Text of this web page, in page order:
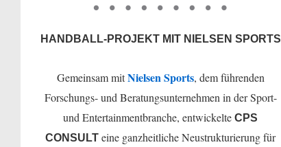
HANDBALL-PROJEKT MIT NIELSEN SPORTS
Gemeinsam mitNielsen Sports, dem führenden
Forschungs- und Beratungsunternehmen in der Sport-
und Entertainmentbranche, entwickelte CPS
CONSULT eine ganzheitliche Neustrukturierung für